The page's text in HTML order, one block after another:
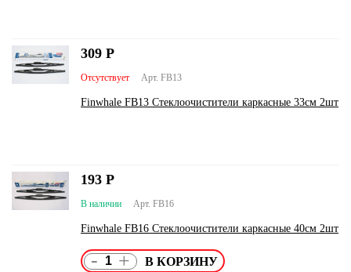
Арт. FB13
Отсутствует
Finwhale FB13 Стеклоочистители каркасные 33см 2шт
309 Р
Арт. FB16
В наличии
Finwhale FB16 Стеклоочистители каркасные 40см 2шт
193 Р
- +